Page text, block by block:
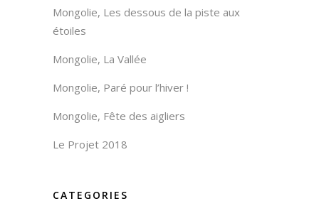
Mongolie, Les dessous de la piste aux
étoiles
Mongolie, La Vallée
Mongolie, Paré pour l’hiver !
Mongolie, Fête des aigliers
Le Projet 2018
CATEGORIES